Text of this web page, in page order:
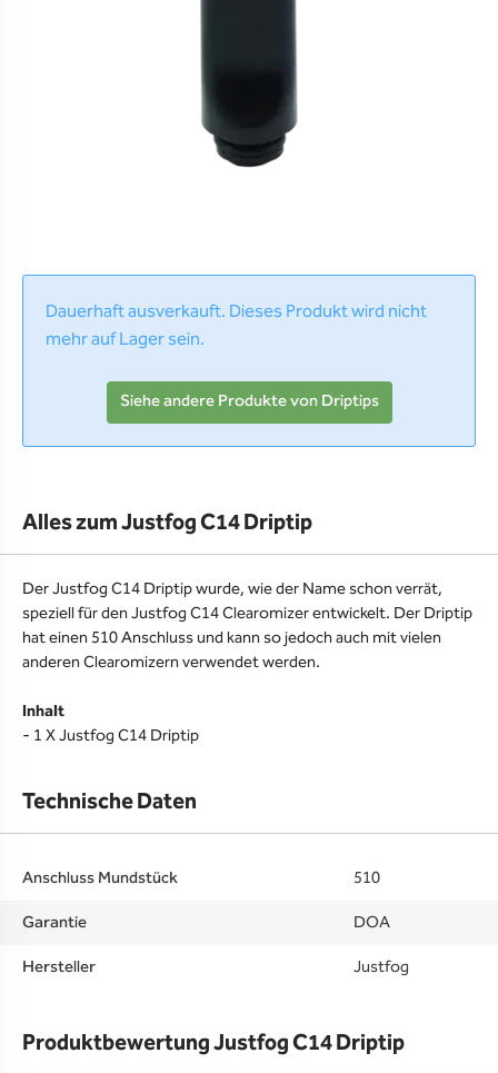
Dauerhaft ausverkauft. Dieses Produkt wird nicht
mehr auf Lager sein.
Siehe andere Produkte von Driptips
Alles zum Justfog C14 Driptip
Der Justfog C14 Driptip wurde, wie der Name schon verrät,
speziell für den Justfog C14 Clearomizer entwickelt. Der Driptip
hat einen 510 Anschluss und kann so jedoch auch mit vielen
anderen Clearomizern verwendet werden.
Inhalt
- 1 X Justfog C14 Driptip
Technische Daten
Anschluss Mundstück
510
Garantie
DOA
Hersteller
Justfog
Produktbewertung Justfog C14 Driptip